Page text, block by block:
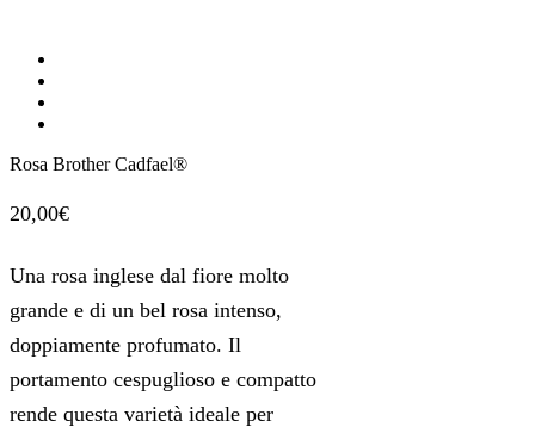
Rosa Brother Cadfael®
20,00€
Una rosa inglese dal fiore molto
grande e di un bel rosa intenso,
doppiamente profumato. Il
portamento cespuglioso e compatto
rende questa varietà ideale per